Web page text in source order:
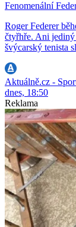
Fenomenální
Roger Federer
čtyřhře. Ani jediný
švýcarský tenista
Aktuálně.cz -
dnes, 18:50
Reklama